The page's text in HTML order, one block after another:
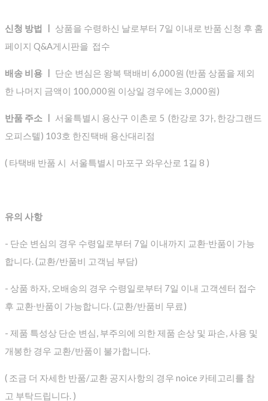
신청 방법 ㅣ 상품을 수령하신 날로부터 7일 이내로 반품 신청 후 홈
페이지 Q&A게시판을 접수
배송 비용 ㅣ
단순 변심은 왕복 택배비 6,000원 (반품 상품을 제외
한 나머지 금액이 100,000원 이상일 경우에는 3,000원)
반품 주소 ㅣ 서울특별시 용산구 이촌로 5 (한강로 3가, 한강그랜드
오피스텔) 103호 한진택배 용산대리점
( 타택배 반품 시 서울특별시 마포구 와우산로 1길 8 )
유의 사항
- 단순 변심의 경우 수령일로부터 7일 이내까지 교환∙반품이 가능
합니다. (교환/반품비 고객님 부담)
- 상품 하자, 오배송의 경우 수령일로부터 7일 이내 고객센터 접수
후 교환∙반품이 가능합니다. (교환/반품비 무료)
- 제품 특성상 단순 변심, 부주의에 의한 제품 손상 및 파손, 사용 및
개봉한 경우 교환/반품이 불가합니다.
( 조금 더 자세한 반품/교환 공지사항의 경우 noice 카테고리를 참
고 부탁드립니다. )